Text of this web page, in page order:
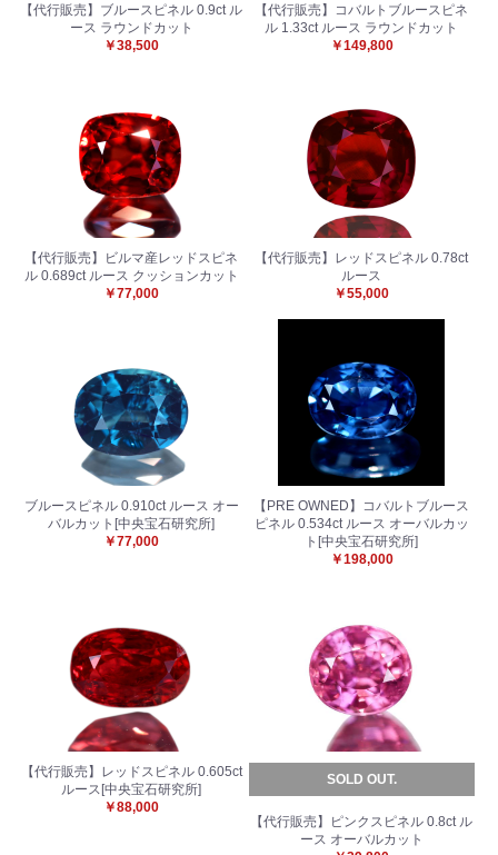
【代行販売】ブルースピネル 0.9ct ル
ース ラウンドカット
￥38,500
【代行販売】コバルトブルースピネ
ル 1.33ct ルース ラウンドカット
￥149,800
【代行販売】ビルマ産レッドスピネ
ル 0.689ct ルース クッションカット
￥77,000
【代行販売】レッドスピネル 0.78ct
ルース
￥55,000
ブルースピネル 0.910ct ルース オー
バルカット[中央宝石研究所]
￥77,000
【PRE OWNED】コバルトブルース
ピネル 0.534ct ルース オーバルカッ
ト[中央宝石研究所]
￥198,000
【代行販売】レッドスピネル 0.605ct
ルース[中央宝石研究所]
￥88,000
SOLD OUT.
【代行販売】ピンクスピネル 0.8ct ル
ース オーバルカット